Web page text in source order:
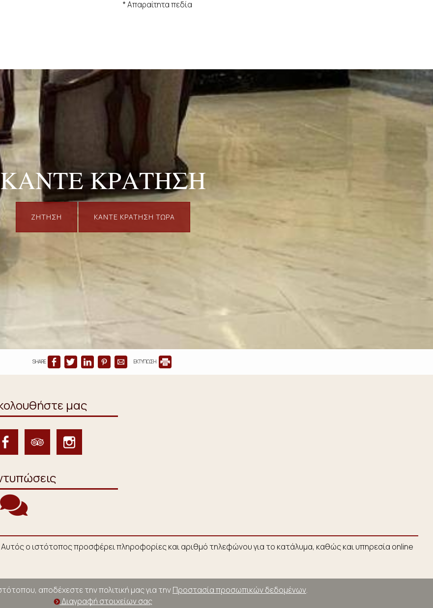
* Απαραίτητα πεδία
ΚΆΝΤΕ ΚΡΆΤΗΣΗ
ΖΉΤΗΣΗ ΚΑΝΤΕ ΚΡΑΤΗΣΗ ΤΩΡΑ
SHARE ΕΚΤΥΠΩΣΗ
μας
ο ιστότοπος προσφέρει πληροφορίες και αριθμό τηλεφώνου για το κατάλυμα, καθώς και υπηρεσία online
αποδέχεστε την πολιτική μας για τηνΠροστασία προσωπικών δεδομένων.
Διαγραφή στοιχείων σας